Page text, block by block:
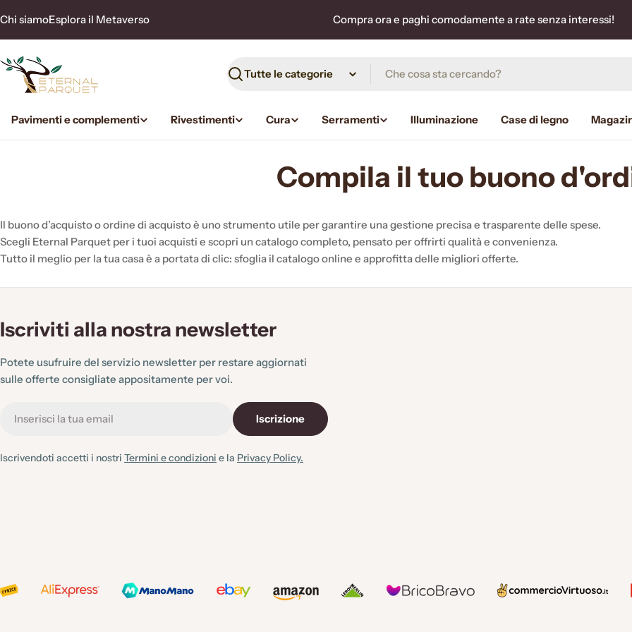
al
contenuto
Chi siamoEsplora il Metaverso Compra ora e paghi comodamente a rate senza interessi!
Ricerca
Pavimenti e complementi Rivestimenti Cura Serramenti Illuminazione Case di legno
Compila il tuo buono
Il buono d’acquisto o ordine di acquisto è uno strumento utile per garantire una gestione precisa e trasparente delle spese.
Scegli Eternal Parquet per i tuoi acquisti e scopri un catalogo completo, pensato per offrirti qualità e convenienza.
Tutto il meglio per la tua casa è a portata di clic: sfoglia il catalogo online e approfitta delle migliori offerte.
Iscriviti alla nostra newsletter
Potete usufruire del servizio newsletter per restare aggiornati
sulle offerte consigliate appositamente per voi.
mail
Iscrizione
Iscrivendoti accetti i nostri Termini e condizioni e la Privacy Policy.